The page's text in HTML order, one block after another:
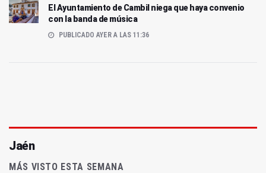
El Ayuntamiento de Cambil niega que haya convenio
con la banda de música
PUBLICADO AYER A LAS 11:36
Jaén
MÁS VISTO ESTA SEMANA